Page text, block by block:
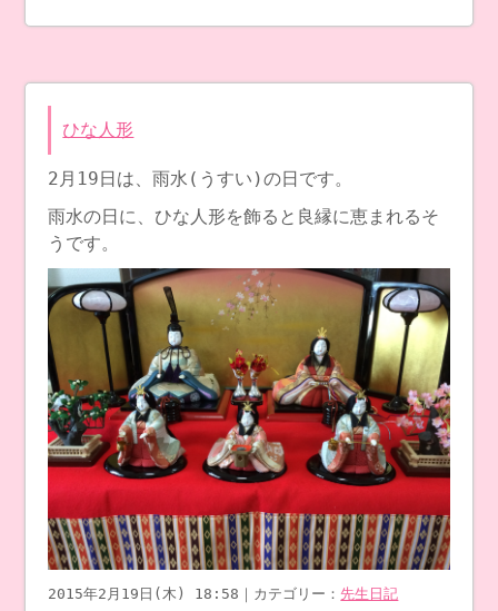
ひな人形
2月19日は、雨水(うすい)の日です。
雨水の日に、ひな人形を飾ると良縁に恵まれるそ
うです。
2015年2月19日(木) 18:58｜カテゴリー：先生日記